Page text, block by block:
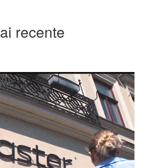
recente